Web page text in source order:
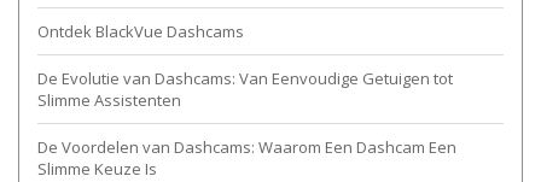
Ontdek BlackVue Dashcams
De Evolutie van Dashcams: Van Eenvoudige Getuigen tot
Slimme Assistenten
De Voordelen van Dashcams: Waarom Een Dashcam Een
Slimme Keuze Is